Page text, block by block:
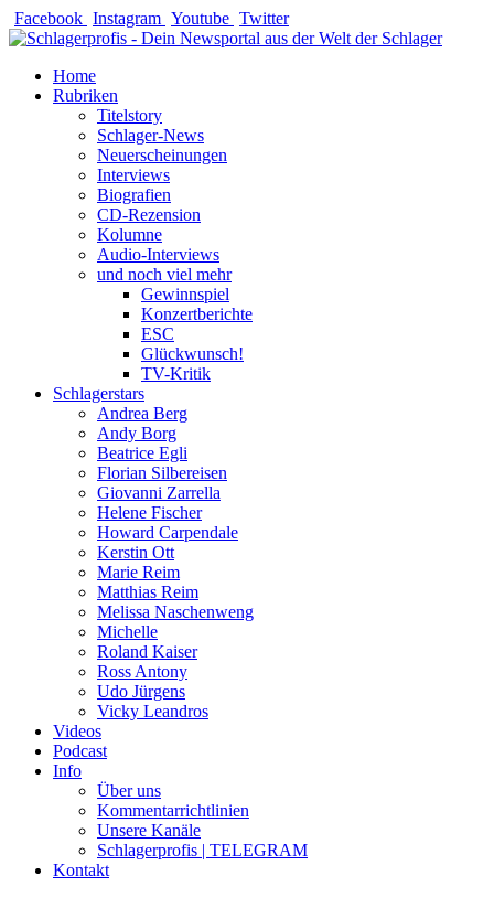
Zum
Inhalt
Facebook Instagram Youtube Twitter
Home
Rubriken
Titelstory
Schlager-News
Neuerscheinungen
Interviews
Biografien
CD-Rezension
Kolumne
Audio-Interviews
und noch viel mehr
Gewinnspiel
Konzertberichte
ESC
Glückwunsch!
TV-Kritik
Schlagerstars
Andrea Berg
Andy Borg
Beatrice Egli
Florian Silbereisen
Giovanni Zarrella
Helene Fischer
Howard Carpendale
Kerstin Ott
Marie Reim
Matthias Reim
Melissa Naschenweng
Michelle
Roland Kaiser
Ross Antony
Udo Jürgens
Vicky Leandros
Videos
Podcast
Info
Über uns
Kommentarrichtlinien
Unsere Kanäle
Schlagerprofis | TELEGRAM
Kontakt